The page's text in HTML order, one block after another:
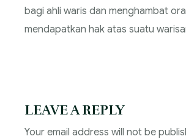
bagi ahli waris dan menghambat
mendapatkan hak atas suatu
LEAVE A REPLY
Your email address will not be